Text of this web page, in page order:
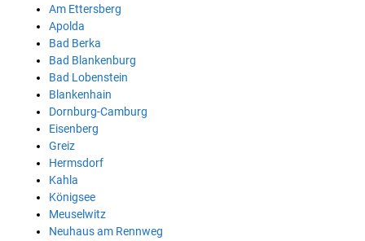
Am Ettersberg
Apolda
Bad Berka
Bad Blankenburg
Bad Lobenstein
Blankenhain
Dornburg-Camburg
Eisenberg
Greiz
Hermsdorf
Kahla
Königsee
Meuselwitz
Neuhaus am Rennweg